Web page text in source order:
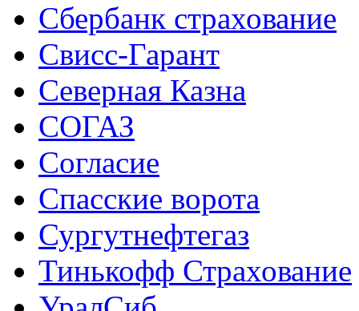
Сбербанк страхование
Свисс-Гарант
Северная Казна
СОГАЗ
Согласие
Спасские ворота
Сургутнефтегаз
Тинькофф Страхование